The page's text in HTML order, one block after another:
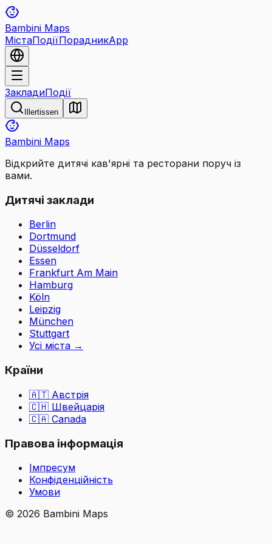
Bambini Maps
МістаПодіїПорадникApp
ЗакладиПодії
Illertissen
Bambini Maps
Відкрийте дитячі кав'ярні та ресторани поруч із
вами.
Дитячі заклади
Berlin
Dortmund
Düsseldorf
Essen
Frankfurt Am Main
Hamburg
Köln
Leipzig
München
Stuttgart
Усі міста →
Країни
🇦🇹 Австрія
🇨🇭 Швейцарія
🇨🇦 Canada
Правова інформація
Імпресум
Конфіденційність
Умови
© 2026 Bambini Maps